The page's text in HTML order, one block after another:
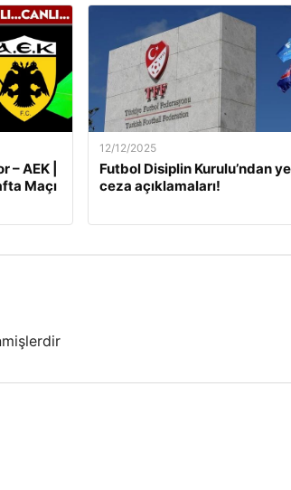
– AEK |
Maçı
12/12/2025
Futbol Disiplin Kurulu’ndan
ceza açıklamaları!